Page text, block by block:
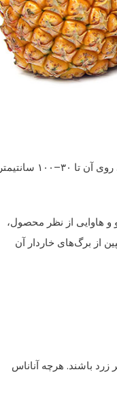
نوعی میوه است که ریشه آن از جنوب برزیل و پاراگوئه است. بزرگی آن ۱–۱٫۵ متر و بزرگی برجستگی روی آن تا ۳۰–۱۰۰ سانتیمتر
و هاوایی از نظر محصول،
از برگ‌های خاردار آن
زرد باشند. هرچه آناناس